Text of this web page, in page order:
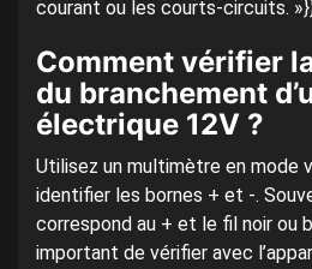
courant ou les courts-circuits.
Comment vérifier
du branchement
électrique 12V ?
Utilisez un multimètre en mode
identifier les bornes + et -.
correspond au + et le fil noir ou
important de vérifier avec